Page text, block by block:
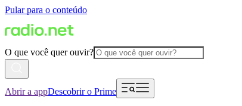
Pular para o conteúdo
O que você quer ouvir?
Abrir a appDescobrir o Prime